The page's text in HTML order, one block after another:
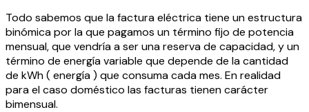
Todo sabemos que la factura eléctrica tiene un estructura
binómica por la que pagamos un término fijo de potencia
mensual, que vendría a ser una reserva de capacidad, y un
término de energía variable que depende de la cantidad
de kWh ( energía ) que consuma cada mes. En realidad
para el caso doméstico las facturas tienen carácter
bimensual.